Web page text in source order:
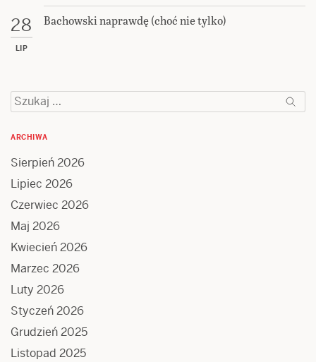
28
LIP
Bachowski naprawdę (choć nie tylko)
Szukaj:
ARCHIWA
Sierpień 2026
Lipiec 2026
Czerwiec 2026
Maj 2026
Kwiecień 2026
Marzec 2026
Luty 2026
Styczeń 2026
Grudzień 2025
Listopad 2025